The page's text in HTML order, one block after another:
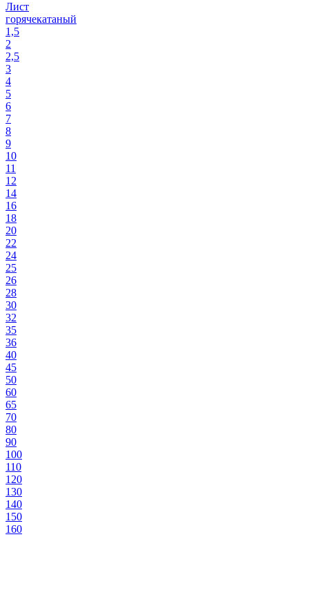
Лист
горячекатаный
1,5
2
2,5
3
4
5
6
7
8
9
10
11
12
14
16
18
20
22
24
25
26
28
30
32
35
36
40
45
50
60
65
70
80
90
100
110
120
130
140
150
160